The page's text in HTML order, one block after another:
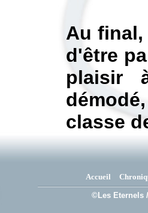
Au
d'être
plaisir
classe
Accueil
©Les Eternels